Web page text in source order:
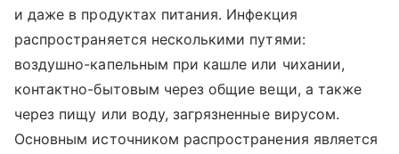
и даже в продуктах питания. Инфекция
распространяется несколькими путями:
воздушно-капельным при кашле или чихании,
контактно-бытовым через общие вещи, а также
через пищу или воду, загрязненные вирусом.
Основным источником распространения является